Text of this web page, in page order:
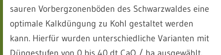
sauren Vorbergzonenböden des Schwarzwaldes eine
optimale Kalkdüngung zu Kohl gestaltet werden
kann. Hierfür wurden unterschiedliche Varianten mit